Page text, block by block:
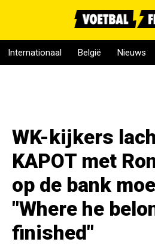
Internationaal België Nieuws
WK-kijkers
KAPOT met
op de bank
"Where he
finished"